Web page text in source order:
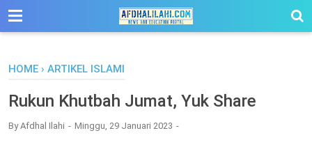
-->
HOME › ARTIKEL ISLAMI
Rukun Khutbah Jumat, Yuk Share
ByAfdhal Ilahi Minggu, 29 Januari 2023